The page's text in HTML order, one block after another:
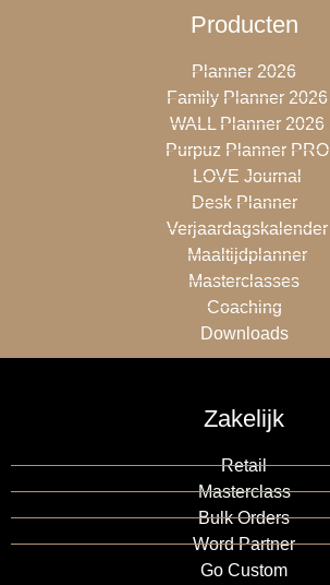
Producten
Planner 2026
Family Planner 2026
WALL Planner 2026
Purpuz Planner PRO
LOVE Journal
Desk Planner
Verjaardagskalender
Maaltijdplanner
Masterclasses
Coaching
Downloads
Zakelijk
Retail
Masterclass
Bulk Orders
Word Partner
Go Custom